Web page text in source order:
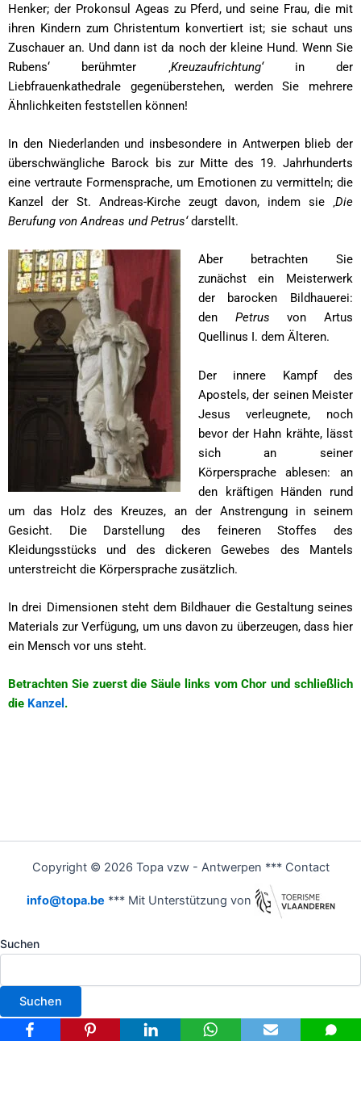
Henker; der Prokonsul Ageas zu Pferd, und seine Frau, die mit
ihren Kindern zum Christentum konvertiert ist; sie schaut uns
Zuschauer an. Und dann ist da noch der kleine Hund. Wenn Sie
Rubens‘ berühmter ‚ Kreuzaufrichtung‘in der
Liebfrauenkathedrale gegenüberstehen, werden Sie mehrere
Ähnlichkeiten feststellen können!
In den Niederlanden und insbesondere in Antwerpen blieb der
überschwängliche Barock bis zur Mitte des 19. Jahrhunderts
eine vertraute Formensprache, um Emotionen zu vermitteln; die
Kanzel der St. Andreas-Kirche zeugt davon, indem sie ‚Die
Berufung von Andreas und Petrus‘darstellt.
Aber betrachten Sie
zunächst ein Meisterwerk
der barocken Bildhauerei:
den Petrus von Artus
Quellinus I. dem Älteren.
Der innere Kampf des
Apostels, der seinen Meister
Jesus verleugnete, noch
bevor der Hahn krähte, lässt
sich an seiner
Körpersprache ablesen: an
den kräftigen Händen rund
um das Holz des Kreuzes, an der Anstrengung in seinem
Gesicht. Die Darstellung des feineren Stoffes des
Kleidungsstücks und des dickeren Gewebes des Mantels
unterstreicht die Körpersprache zusätzlich.
In drei Dimensionen steht dem Bildhauer die Gestaltung seines
Materials zur Verfügung, um uns davon zu überzeugen, dass hier
ein Mensch vor uns steht.
Betrachten Sie zuerst die Säule links vom Chor und schließlich
die Kanzel .
Copyright © 2026 Topa vzw - Antwerpen *** Contact
info@topa.be *** Mit Unterstützung von
Suchen
Suchen